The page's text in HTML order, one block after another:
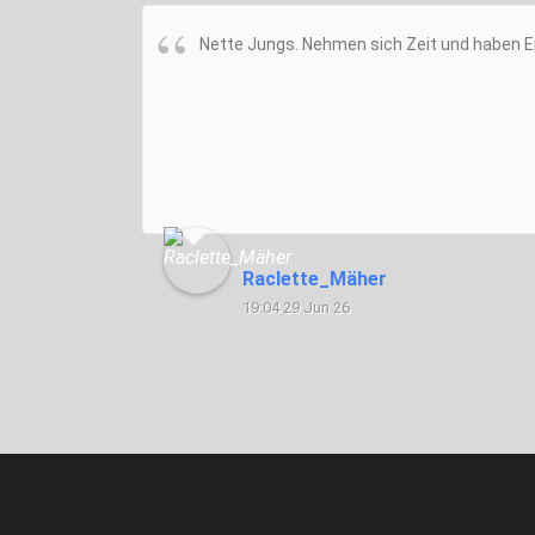
Nette Jungs. Nehmen sich Zeit und haben
Raclette_Mäher
19:04 29 Jun 26